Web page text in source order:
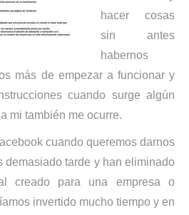
hacer cosas
sin antes
habernos
más de empezar a funcionar y
cuando surge algún
mi también me ocurre.
cuando queremos darnos
demasiado tarde y han eliminado
creado para una empresa o
invertido mucho tiempo y en